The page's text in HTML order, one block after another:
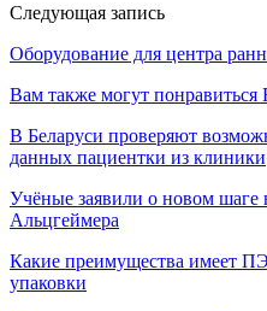
Следующая запись
Оборудование для центра
Вам также могут понравиться
В Беларуси проверяют
данных пациентки из клиники
Учёные заявили о новом шаге
Альцгеймера
Какие преимущества имеет
упаковки